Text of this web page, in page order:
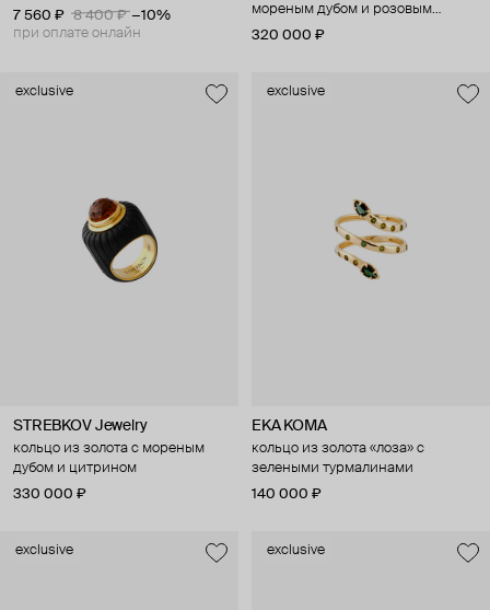
7 560 ₽
8 400 ₽ −10%
при оплате онлайн
мореным дубом и розовым
опалом
320 000 ₽
exclusive
STREBKOV Jewelry
кольцо из золота с мореным
дубом и цитрином
330 000 ₽
exclusive
EKA KOMA
кольцо из золота «лоза» с
зелеными турмалинами
140 000 ₽
exclusive exclusive